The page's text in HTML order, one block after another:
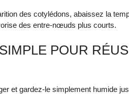
des cotylédons, abaissez la
des entre-nœuds plus courts.
POUR
et gardez-le simplement humide